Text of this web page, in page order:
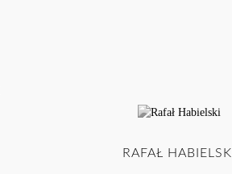
RAFAŁ HABIELSKI